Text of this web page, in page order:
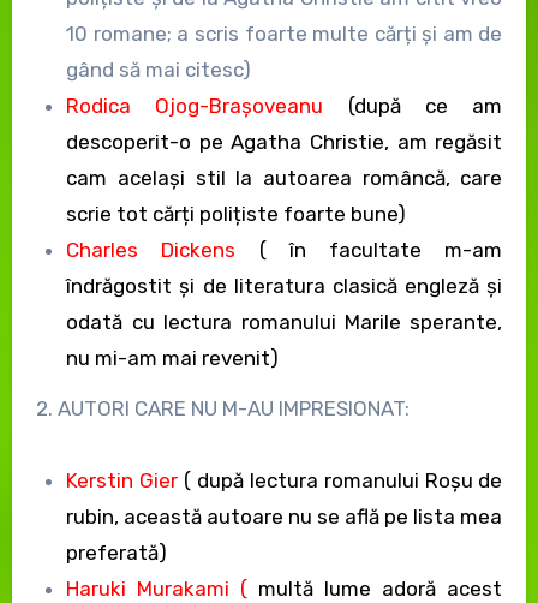
10 romane; a scris foarte multe cărți și am de
gând să mai citesc)
Rodica Ojog-Brașoveanu (după ce am
descoperit-o pe Agatha Christie, am regăsit
cam același stil la autoarea româncă, care
scrie tot cărți polițiste foarte bune)
Charles Dickens ( în facultate m-am
îndrăgostit și de literatura clasică engleză și
odată cu lectura romanului Marile sperante,
nu mi-am mai revenit)
2. AUTORI CARE NU M-AU IMPRESIONAT:
Kerstin Gier ( după lectura romanului Roșu de
rubin, această autoare nu se află pe lista mea
preferată)
Haruki Murakami ( multă lume adoră acest